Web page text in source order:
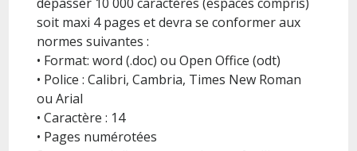
soit maxi 4 pages et devra se conformer aux
normes suivantes :
• Format: word (.doc) ou Open Office (odt)
• Police : Calibri, Cambria, Times New Roman
ou Arial
• Caractère : 14
• Pages numérotées